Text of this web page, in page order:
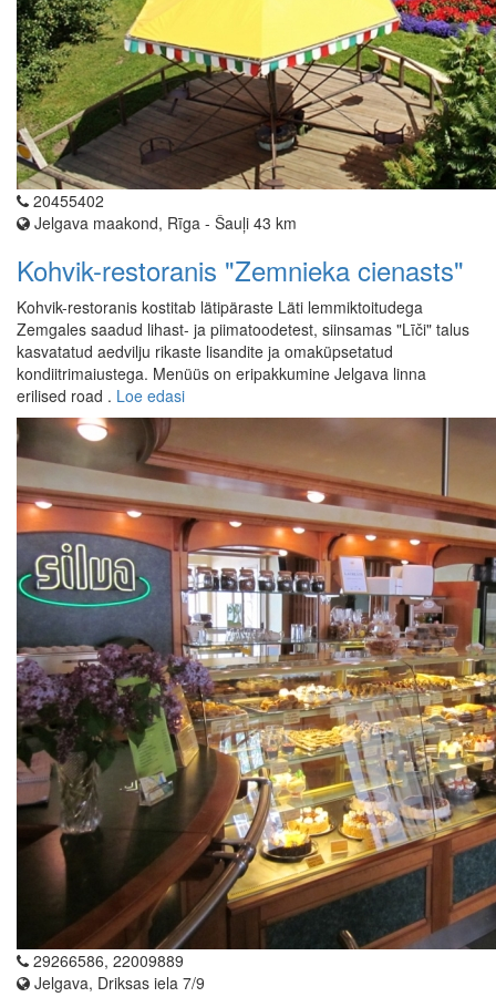
20455402
Jelgava maakond, Rīga - Šauļi 43 km
Kohvik-restoranis "Zemnieka cienasts"
Kohvik-restoranis kostitab lätipäraste Läti lemmiktoitudega
Zemgales saadud lihast- ja piimatoodetest, siinsamas "Līči" talus
kasvatatud aedvilju rikaste lisandite ja omaküpsetatud
kondiitrimaiustega. Menüüs on eripakkumine Jelgava linna
erilised road . Loe edasi
29266586, 22009889
Jelgava, Driksas iela 7/9